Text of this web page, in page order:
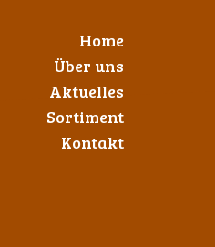
Home
Über uns
Aktuelles
Sortiment
Kontakt